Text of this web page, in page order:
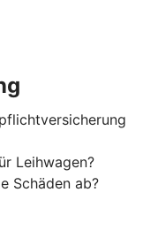
Leihwagen?
Schäden ab?